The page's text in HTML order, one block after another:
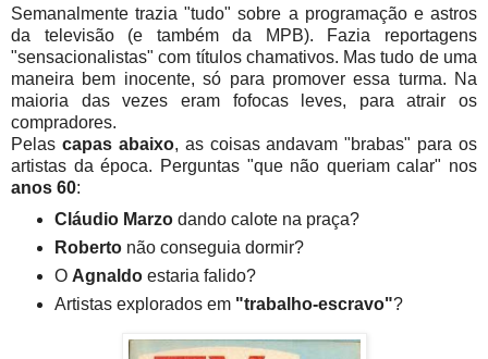
Semanalmente trazia "tudo" sobre a programação e astros
da televisão (e também da MPB). Fazia reportagens
"sensacionalistas" com títulos chamativos. Mas tudo de uma
maneira bem inocente, só para promover essa turma. Na
maioria das vezes eram fofocas leves, para atrair os
compradores.
Pelas capas abaixo, as coisas andavam "brabas" para os
artistas da época. Perguntas "que não queriam calar" nos
anos 60:
Cláudio Marzodando calote na praça?
Robertonão conseguia dormir?
O Agnaldoestaria falido?
Artistas explorados em "trabalho-escravo"?